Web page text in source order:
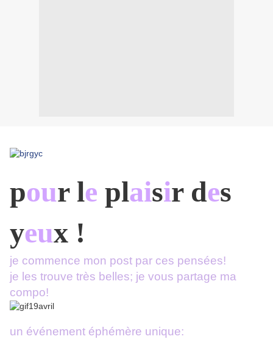
pour le plaisir des
yeux !
je commence mon post par ces pensées!
je les trouve très belles; je vous partage ma
compo!
un événement éphémère unique: